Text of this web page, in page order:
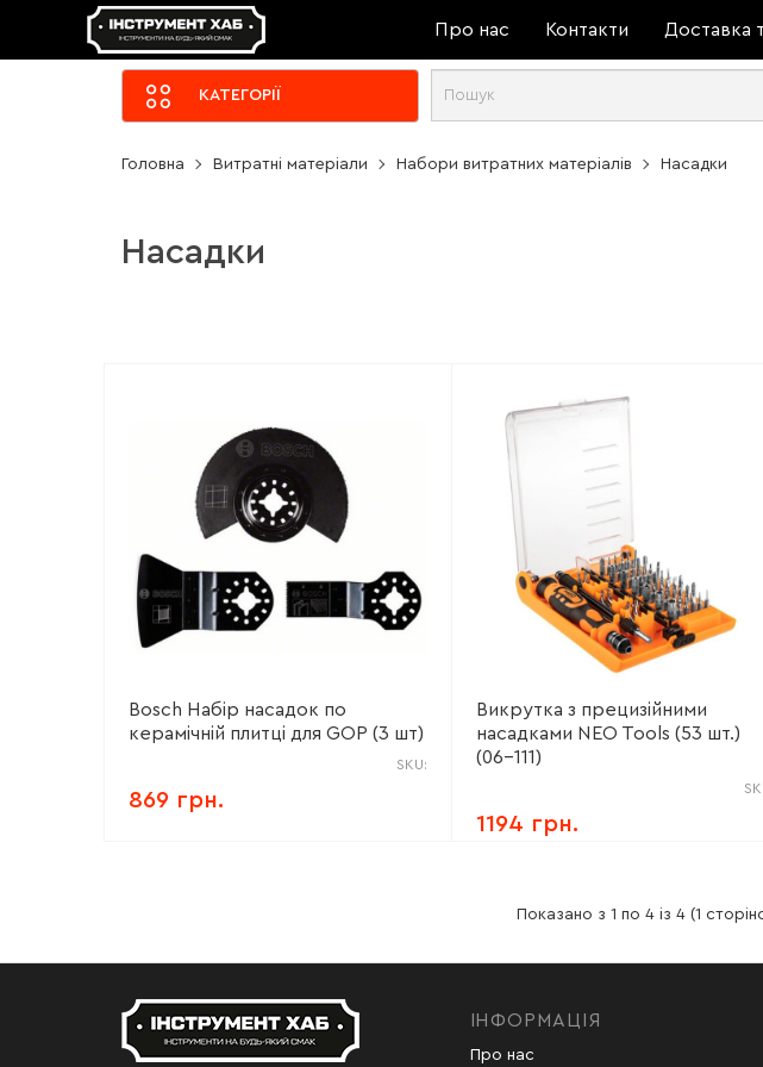
Про нас Контакти Доставка
КАТЕГОРІЇ
Головна Витратні матеріали Набори витратних матеріалів Насадки
Насадки
Bosch Набір насадок по
керамічній плитці для GOP (3 шт)
SKU:
869 грн.
Викрутка з прецизійними
насадками NEO Tools (53 шт.)
(06-111)
1194 грн.
Показано з 1 по 4 із 4 (1
ІНФОРМАЦІЯ
Про нас